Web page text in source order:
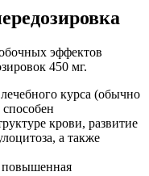
эффектов
450 мг.
курса (обычно
крови, развитие
а также